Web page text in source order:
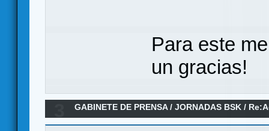
Para este
un gracias!
GABINETE DE PRENSA/JORNADAS BSK /